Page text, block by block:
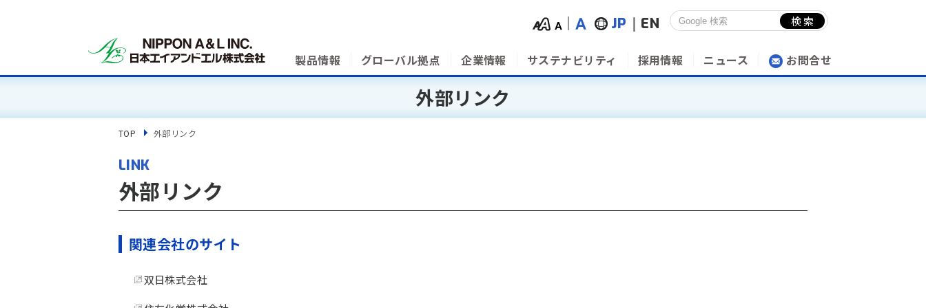
JP ｜ EN
製品情報 グローバル拠点 企業情報 サステナビリティ 採用情報 ニュース お問合せ
外部リンク
TOP 外部リンク
LINK
外部リンク
関連会社のサイト
双日株式会社